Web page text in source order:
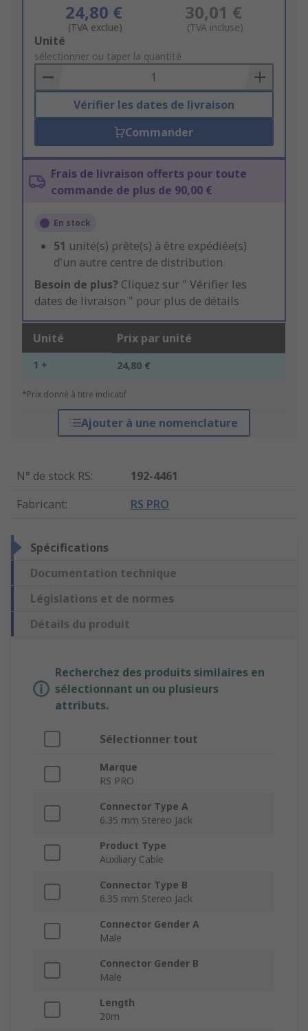
24,80 €
(TVA exclue)
30,01 €
(TVA incluse)
Add
to
Basket
Unité
sélectionner ou taper la quantité
Vérifier les dates de livraison
Commander
Frais de livraison offerts pour toute
commande de plus de 90,00 €
En stock
51 unité(s) prête(s) à être expédiée(s)
d'un autre centre de distribution
Besoin de plus? Cliquez sur " Vérifier les
dates de livraison " pour plus de détails
Unité Prix par unité
1 + 24,80 €
*Prix donné à titre indicatif
Ajouter à une nomenclature
N° de stock RS:
192-4461
Fabricant: RS PRO
Spécifications
Documentation technique
Législations et de normes
Détails du produit
Recherchez des produits similaires en
sélectionnant un ou plusieurs
attributs.
Sélectionner tout
Marque
RS PRO
Connector Type A
6.35 mm Stereo Jack
Product Type
Auxiliary Cable
Connector Type B
6.35 mm Stereo Jack
Connector Gender A
Male
Connector Gender B
Male
Length
20m